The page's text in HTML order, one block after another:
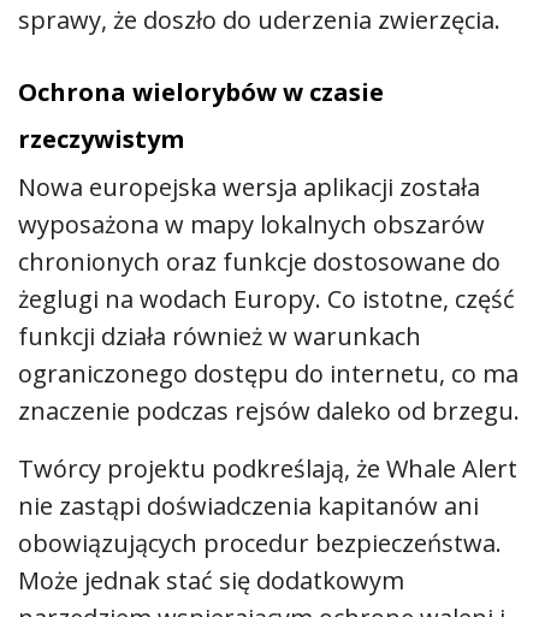
sprawy, że doszło do uderzenia zwierzęcia.
Ochrona wielorybów w czasie
rzeczywistym
Nowa europejska wersja aplikacji została
wyposażona w mapy lokalnych obszarów
chronionych oraz funkcje dostosowane do
żeglugi na wodach Europy. Co istotne, część
funkcji działa również w warunkach
ograniczonego dostępu do internetu, co ma
znaczenie podczas rejsów daleko od brzegu.
Twórcy projektu podkreślają, że Whale Alert
nie zastąpi doświadczenia kapitanów ani
obowiązujących procedur bezpieczeństwa.
Może jednak stać się dodatkowym